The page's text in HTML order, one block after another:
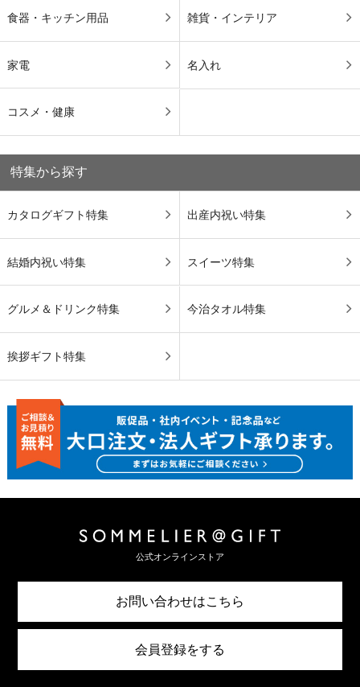
食器・キッチン用品 雑貨・インテリア
家電 名入れ
コスメ・健康
特集から探す
カタログギフト特集 出産内祝い特集
結婚内祝い特集 スイーツ特集
グルメ＆ドリンク特集 今治タオル特集
挨拶ギフト特集
公式オンラインストア
お問い合わせはこちら
会員登録をする